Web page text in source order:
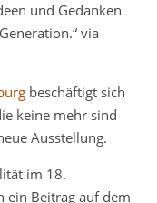
und Gedanken
via
beschäftigt sich
keine mehr sind
Ausstellung.
im 18.
ein Beitrag auf dem